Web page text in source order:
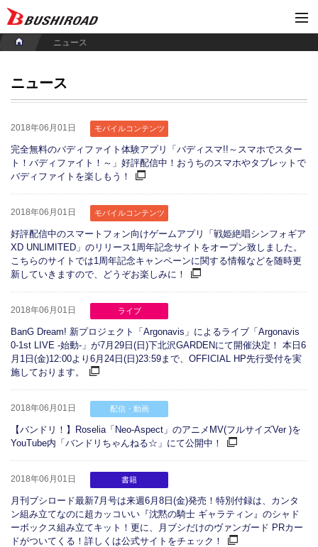
ニュース
ニュース
2018年06月01日 モバイルコンテンツ
完全無料のバディファイト体験アプリ「バディスマ!!～スマホでスター
ト！バディファイト！～」好評配信中！おうちのスマホやタブレットで
バディファイトを楽しもう！
2018年06月01日 モバイルコンテンツ
好評配信中のスマートフォン向けゲームアプリ「戦姫絶唱シンフォギア
XD UNLIMITED」のリリース1周年記念サイトをオープン致しました。
こちらのサイトでは1周年記念キャンペーンに関する情報などを随時更
新していきますので、どうぞお楽しみに！
2018年06月01日 ライブ
BanG Dream! 新プロジェクト「Argonavis」によるライブ「Argonavis
0-1st LIVE -始動-」が7月29日(日)下北沢GARDENにて開催決定！ 本日6
月1日(金)12:00より6月24日(日)23:59まで、OFFICIAL HP先行受付を実
施しております。
2018年06月01日 配信・動画
【バンドリ！】Roselia「Neo-Aspect」のアニメMV(フルサイズVer )を
YouTube内「バンドリちゃんねる☆」にて公開中！
2018年06月01日 書籍
月刊ブシロード最新7月号は来週6月8日(金)発売！特別付録は、カンタ
ン組み立てなのに超カッコいい『沈黙の騎士 ギャラティン』のシャド
ーボックス組み立てキット！更に、月ブシだけのヴァンガード PRカー
ドがついてくる！詳しくは公式サイトをチェック！